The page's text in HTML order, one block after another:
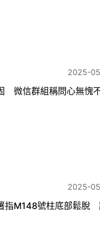
2025-
微信群組稱問心無愧
2025-
指M148號柱底部鬆脫